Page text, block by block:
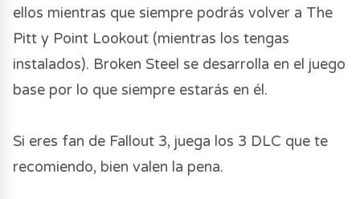
ellos mientras que siempre podrás volver a The
Pitt y Point Lookout (mientras los tengas
instalados). Broken Steel se desarrolla en el juego
base por lo que siempre estarás en él.
Si eres fan de Fallout 3, juega los 3 DLC que te
recomiendo, bien valen la pena.